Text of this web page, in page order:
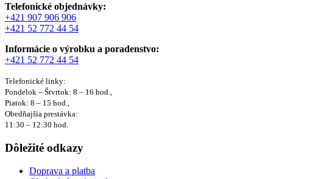
Telefonické objednávky:
+421 907 906 906
+421 52 772 44 54
Informácie o výrobku a poradenstvo:
+421 52 772 44 54
Telefonické linky:
Pondelok – Štvrtok: 8 – 16 hod.,
Piatok: 8 – 15 hod.,
Obedňajšia prestávka:
11:30 – 12:30 hod.
Dôležité odkazy
Doprava a platba